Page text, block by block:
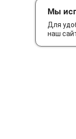
Мы
Для
наш